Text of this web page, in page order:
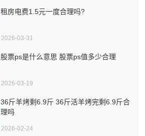
租房电费1.5元一度合理吗?
2026-03-31
股票ps是什么意思 股票ps值多少合理
2026-03-19
36斤羊烤剩6.9斤 36斤活羊烤完剩6.9斤合
理吗
2026-02-24